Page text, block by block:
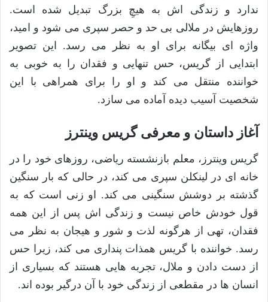
ندارد و زندگی اش به هیچِ بزرگ تبدیل شده است.
روزهایش در ملالی بی حد و حصر سپری می شود و امید،
واژه ای بیگانه برای او به نظر می رسد. این تصویر
ابتدایی از گریس، حس تنهایی و فقدان را به خوبی به
خواننده منتقل می کند و او را برای همراهی با این
شخصیت آسیب دیده آماده می سازد.
آغاز داستان و معرفی گریس وینترز
گریس وینترز، معلم بازنشسته ریاضی، روزهای خود را در
خانه ای در لینکلن سپری می کند، در حالی که بار سنگین
گذشته بر دوشش سنگینی می کند. او زنی است که به
قول خودش خاص نیست و زندگی اش پس از این همه
فقدان، تهی از هرگونه لذت و شور و هیجان به نظر می
رسد. خواننده با گریس همذات پنداری می کند، زیرا حس
از دست دادن و ملال، تجربه هایی هستند که بسیاری از
انسان ها در مقطعی از زندگی خود با آن درگیر بوده اند.